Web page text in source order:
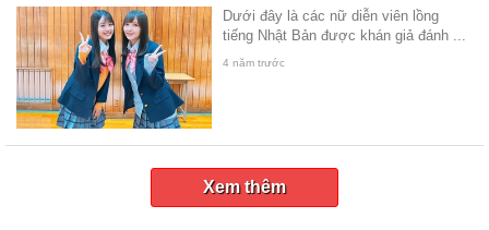
Dưới đây là các nữ diễn viên lồng
tiếng Nhật Bản được khán giả đánh ...
4 năm trước
Xem thêm